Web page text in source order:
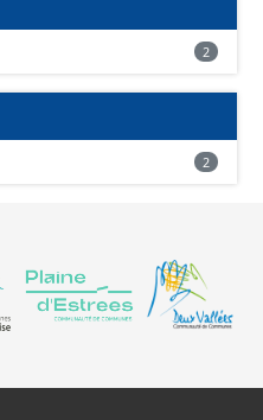
2
2